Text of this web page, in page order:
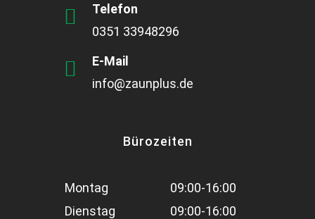
Telefon
0351 33948296
E-Mail
info@zaunplus.de
Bürozeiten
Montag
09:00-16:00
Dienstag
09:00-16:00